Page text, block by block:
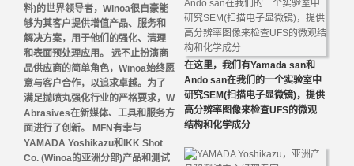
在这里，我们有Yamada san和
Ando san在我们的一个实验室中
研究SEM(扫描电子显微镜)，提供
高分辨率图像来检查UFS的微观
结构和化学成分
料)的世界领导者，Winoa很自豪能
够为其客户提供增值产品、服务和
解决方案，用于他们的强化、清理
和表面预处理应用。 远不止扮演商
品供应商的简单角色，Winoa始终愿
意与客户合作，以追求卓越。为了
满足抛喷丸强化行业的严格要求，W
Abrasives在新媒体、工具和服务方
面进行了创新。 MFN有幸与
YAMADA Yoshikazu和IKK Shot
Co. (Winoa的亚洲分部)产品和测试